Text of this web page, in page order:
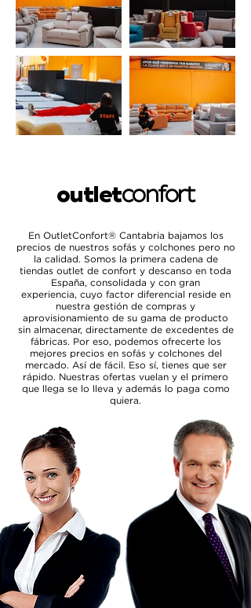
outletconfort
En OutletConfort® Cantabria bajamos los
precios de nuestros sofás y colchones pero no
la calidad. Somos la primera cadena de
tiendas outlet de confort y descanso en toda
España, consolidada y con gran
experiencia, cuyo factor diferencial reside en
nuestra gestión de compras y
aprovisionamiento de su gama de producto
sin almacenar, directamente de excedentes de
fábricas. Por eso, podemos ofrecerte los
mejores precios en sofás y colchones del
mercado. Así de fácil. Eso sí, tienes que ser
rápido. Nuestras ofertas vuelan y el primero
que llega se lo lleva y además lo paga como
quiera.